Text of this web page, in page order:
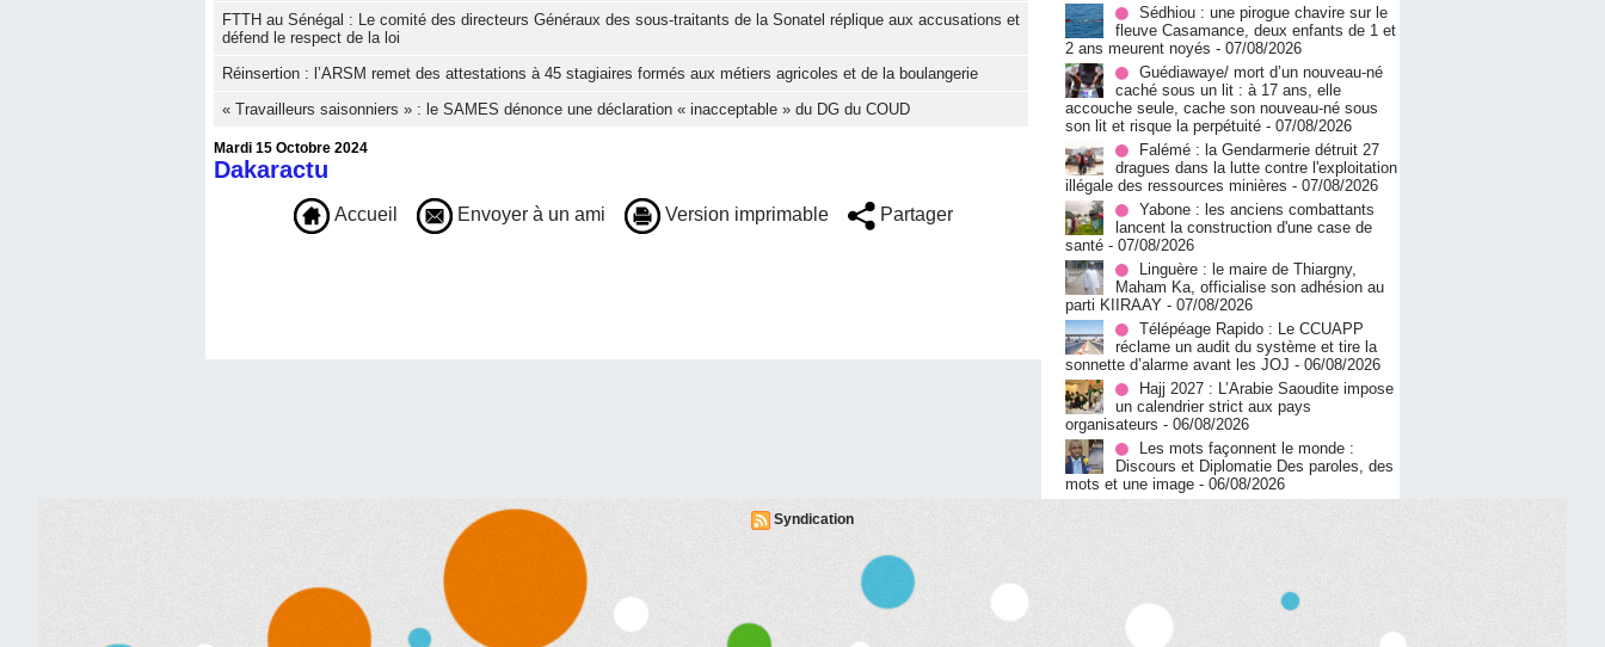
FTTH au Sénégal : Le comité des directeurs Généraux des sous-traitants de la Sonatel réplique aux accusations et
défend le respect de la loi
Réinsertion : l’ARSM remet des attestations à 45 stagiaires formés aux métiers agricoles et de la boulangerie
« Travailleurs saisonniers » : le SAMES dénonce une déclaration « inacceptable » du DG du COUD
Mardi 15 Octobre 2024
Dakaractu
Accueil Envoyer à un ami Version imprimable Partager
Sédhiou : une pirogue chavire sur le
fleuve Casamance, deux enfants de 1 et
2 ans meurent noyés - 07/08/2026
Guédiawaye/ mort d’un nouveau-né
caché sous un lit : à 17 ans, elle
accouche seule, cache son nouveau-né sous
son lit et risque la perpétuité - 07/08/2026
Falémé : la Gendarmerie détruit 27
dragues dans la lutte contre l'exploitation
illégale des ressources minières - 07/08/2026
Yabone : les anciens combattants
lancent la construction d'une case de
santé - 07/08/2026
Linguère : le maire de Thiargny,
Maham Ka, officialise son adhésion au
parti KIIRAAY - 07/08/2026
Télépéage Rapido : Le CCUAPP
réclame un audit du système et tire la
sonnette d’alarme avant les JOJ - 06/08/2026
Hajj 2027 : L’Arabie Saoudite impose
un calendrier strict aux pays
organisateurs - 06/08/2026
Les mots façonnent le monde :
Discours et Diplomatie Des paroles, des
mots et une image - 06/08/2026
Syndication